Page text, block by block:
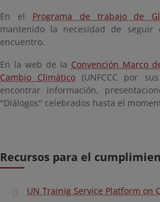
En el Programa de trabajo de
mantenido la necesidad de seguir
encuentro.
En la web de la Convención Marco
Cambio Climático (UNFCCC por
encontrar información,
"Diálogos" celebrados hasta el
Recursos para el
UN Trainig Service Platform on